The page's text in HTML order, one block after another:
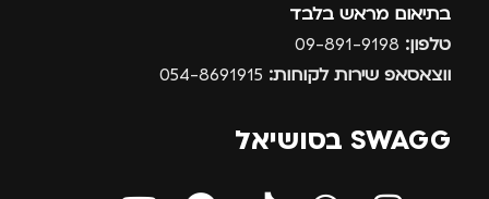
בתיאום מראש בלבד
טלפון:
ווצאסאפ שירות לקוחות:
SWAGG בסושיאל